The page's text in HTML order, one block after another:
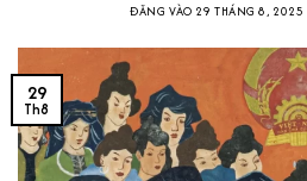
ĐĂNG VÀO 29 THÁNG 8, 2025
29
Th8